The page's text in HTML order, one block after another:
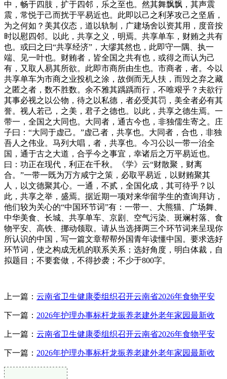
中，畅于四肢，扩于四邻，乐之至也。然其舞飘飘，其声震
震，常悦于己而扰于平易近也。此即以己之利茅攻己之坚盾，
为之何如？美其仪态，道以轨制，广建场舍以资其用，度音按
时以慰四邻。以此，共享之义，明焉。共享单车，财贿之共有
也。或曰之曰“共享经济”，大缪其然也，此即守一隅、执一
端、见一叶也。财贿者，皆全国之共有也，或得之而认为己
有，又取人易其所欲。此即市商所由生也。市商者，者。今以
共享单车为市商之业投机之涂，故倒而无人扶，而毁之弃之藏
之匿之者，数不胜数。余不雅其踽踽而行，不唯艰乎？夫欲行
其事必视之以公物，待之以私德，者必受其罚，美全者必有其
誉。视人若己，之美，君子之德也。以此，共享之德生焉。一
带一，全国之大同也。大同者，通古今也，非独儒生寄之。庄
子曰：“大同于虚己。”虚己者，共享也。大同者，合也，非独
吾人之伟业。马列大唱，者，共享也。今习公以一带一治全
国，通于古之大道，合乎今之事宜，幸诸后之万平易近也。
曰：功正在现代，利正在千秋。《学》云“财散聚，财离
合。”一带一既为万方咸宁之策，必取平易近，以财贿聚其
人，以文德聚其心。一通，不贰，全国化成，其可待乎？以
此，共享之举，盛焉。据近期一项对来华留学生的查询拜访，
他们较为关心的“中国环节词”有：一带一、大熊猫、广场舞、
中华美食、长城、共享单车、京剧、空气污染、斑斓村落、食
物平安、高铁、挪动领取。请从当选择两三个环节词来呈现你
所认识的中国，写一篇文章帮帮外国青年读懂中国。要求选好
环节词，使之构成无机的联系关系；选好角度，明白体裁，自
拟题目；不要套做，不得抄袭；不少于800字。
上一篇： 云南省卫生健康委组织召开云南省2026年食物平安
下一篇： 2026年护理办事标杆龙振养老建外老年家园最新收
上一篇： 云南省卫生健康委组织召开云南省2026年食物平安
下一篇： 2026年护理办事标杆龙振养老建外老年家园最新收